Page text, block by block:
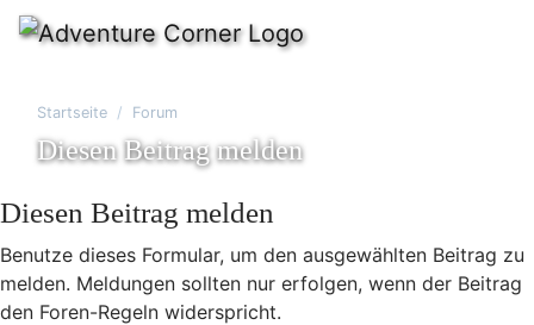
Startseite Forum
Diesen Beitrag melden
Diesen Beitrag melden
Benutze dieses Formular, um den ausgewählten Beitrag zu
melden. Meldungen sollten nur erfolgen, wenn der Beitrag
den Foren-Regeln widerspricht.